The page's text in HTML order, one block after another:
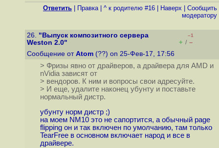
Ответить Правка| ^ к родителю #16 Наверх
Cообщить
модератору
26. "Выпуск композитного сервера
Weston 2.0"
–1
+ / –
Сообщение от Atom (??) on 25-Фев-17, 17:56
> Фризы явно от драйверов, а драйвера для AMD и
nVidia зависят от
> вендоров. К ним и вопросы свои адресуйте.
> И еще, удалите наконец убунту и поставьте
нормальный дистр.
убунту норм дистр ;)
на моем NM10 это не сапортится, а обычный page
flipping он и так включен по умолчанию, там только
TearFree в основном включает народ и все в
драйвере.